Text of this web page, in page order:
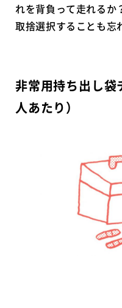
れを背負って走れる
取捨選択することも忘
非常用持ち出し袋
人あたり）